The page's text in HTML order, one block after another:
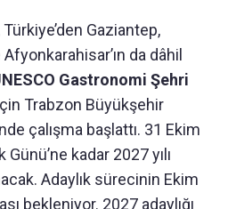
Gaziantep,
da dâhil
Gastronomi Şehri
için Trabzon Büyükşehir
çalışma başlattı. 31 Ekim
kadar 2027 yılı
Adaylık sürecinin Ekim
bekleniyor. 2027 adaylığı